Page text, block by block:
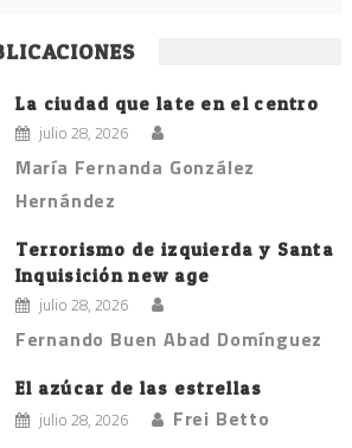
La ciudad que late en el centro
julio 28, 2026
María Fernanda González
Hernández
Terrorismo de izquierda y Santa
Inquisición new age
julio 28, 2026
Fernando Buen Abad Domínguez
El azúcar de las estrellas
julio 28, 2026 Frei Betto